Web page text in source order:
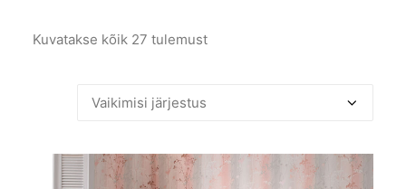
Kuvatakse kõik 27 tulemust